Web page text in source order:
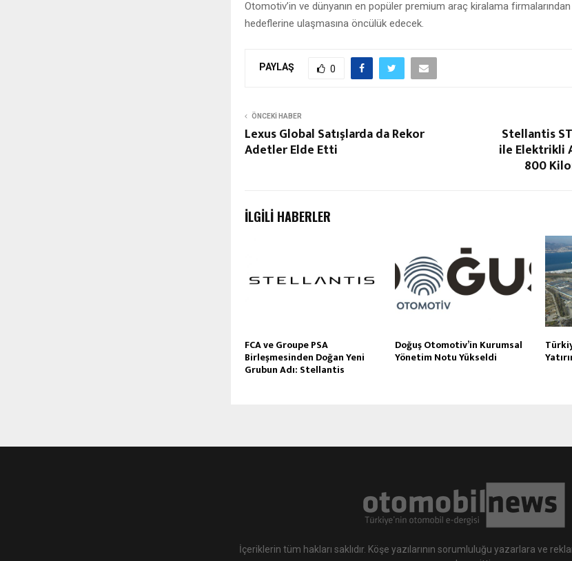
Otomotiv’in ve dünyanın en popüler premium araç kiralama firmalarından
hedeflerine ulaşmasına öncülük edecek.
PAYLAŞ 0
ÖNCEKI HABER
Lexus Global Satışlarda da Rekor
Adetler Elde Etti
Stellantis
ile Elektrikli
800
İLGILI HABERLER
FCA ve Groupe PSA
Birleşmesinden Doğan Yeni
Grubun Adı: Stellantis
Doğuş Otomotiv’in Kurumsal
Yönetim Notu Yükseldi
İçeriklerin tüm hakları saklıdır. Köşe yazılarının sorumluluğu yazarlara ve